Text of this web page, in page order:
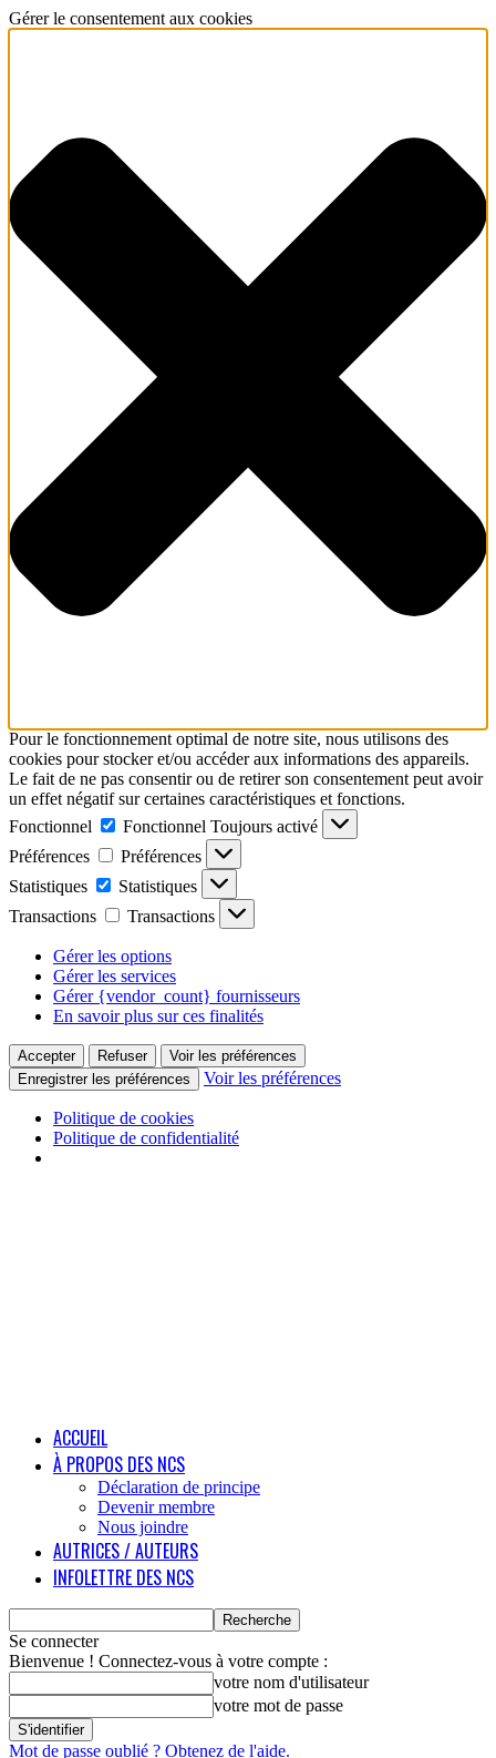
Gérer le consentement aux cookies
Pour le fonctionnement optimal de notre site, nous utilisons des
cookies pour stocker et/ou accéder aux informations des appareils.
Le fait de ne pas consentir ou de retirer son consentement peut avoir
un effet négatif sur certaines caractéristiques et fonctions.
Fonctionnel
Fonctionnel Toujours activé
Préférences
Préférences
Statistiques
Statistiques
Transactions
Transactions
Gérer les options
Gérer les services
Gérer {vendor_count} fournisseurs
En savoir plus sur ces finalités
Accepter Refuser
Voir les préférences
Enregistrer les préférences
Voir les préférences
Politique de cookies
Politique de confidentialité
ACCUEIL
À PROPOS DES NCS
Déclaration de principe
Devenir membre
Nous joindre
AUTRICES / AUTEURS
INFOLETTRE DES NCS
Se connecter
Bienvenue ! Connectez-vous à votre compte :
votre nom d'utilisateur
votre mot de passe
Mot de passe oublié ? Obtenez de l'aide.